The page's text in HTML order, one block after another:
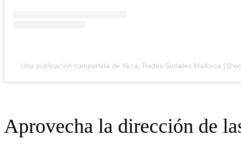
Una publicación compartida de Xicra, Redes Sociales Mallorca
Aprovecha la dirección de